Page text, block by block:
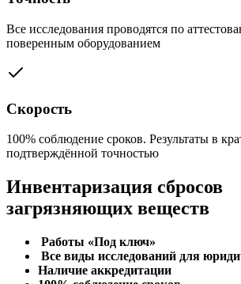
Все исследования проводятся по
поверенным оборудованием
Скорость
100% соблюдение сроков. Результаты в
подтверждённой точностью
Инвентаризация сбросов
загрязняющих веществ
Работы «Под ключ»
Все виды исследований для
Наличие аккредитации